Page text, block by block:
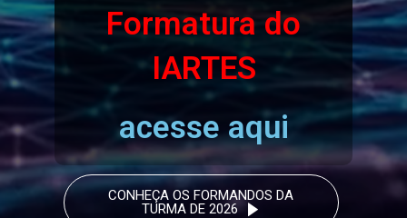
Formatura do
IARTES
acesse aqui
CONHEÇA OS FORMANDOS DA
TURMA DE 2026